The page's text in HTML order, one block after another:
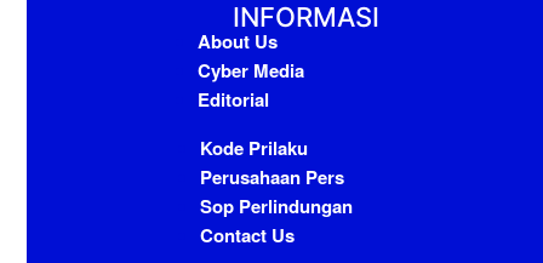
INFORMASI
About Us
Cyber Media
Editorial
Kode Prilaku
Perusahaan Pers
Sop Perlindungan
Contact Us